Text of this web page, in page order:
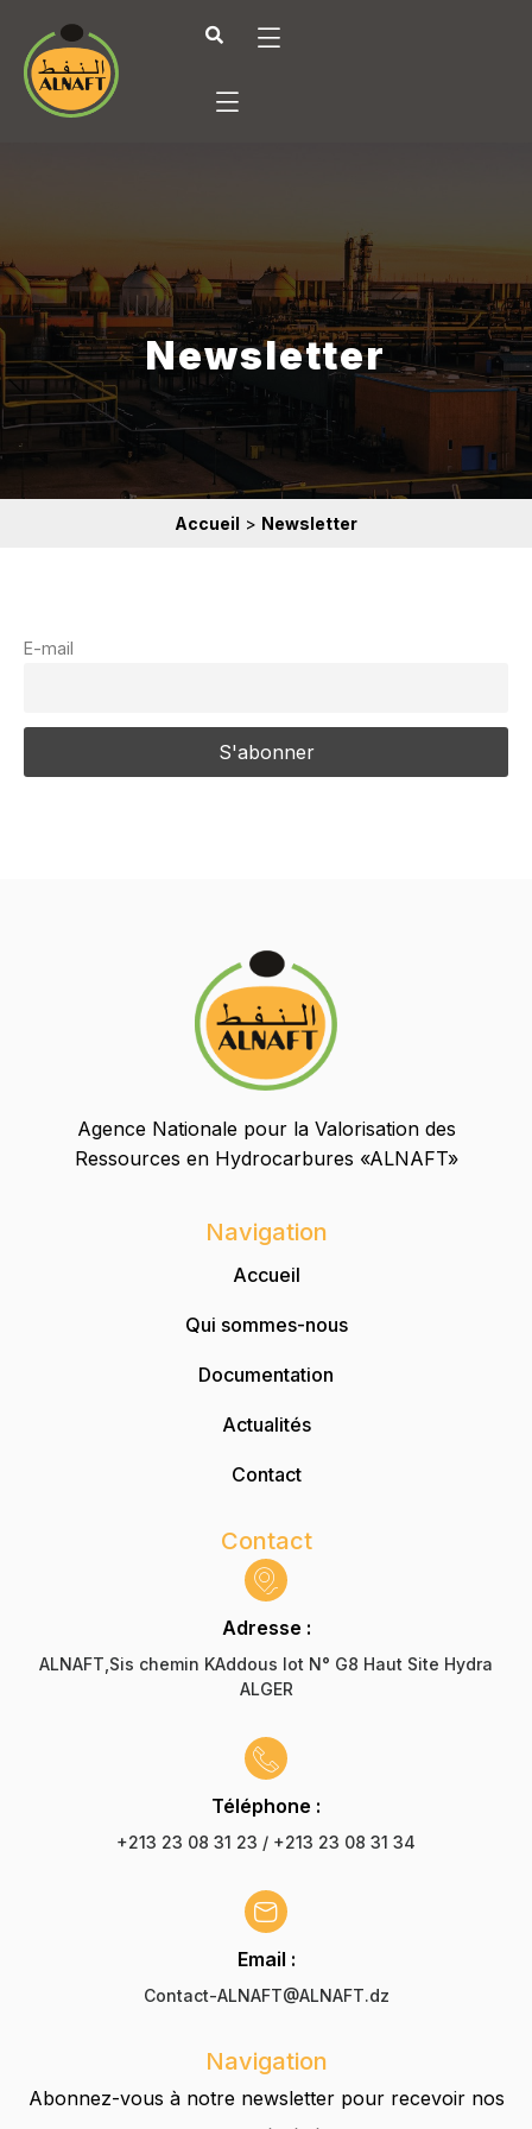
Newsletter
Accueil > Newsletter
E-mail
Agence Nationale pour la Valorisation des
Ressources en Hydrocarbures «ALNAFT»
Navigation
Accueil
Qui sommes-nous
Documentation
Actualités
Contact
Contact
Adresse :
ALNAFT,Sis chemin KAddous lot N° G8 Haut Site Hydra
ALGER
Téléphone :
+213 23 08 31 23 / +213 23 08 31 34
Email :
Contact-ALNAFT@ALNAFT.dz
Navigation
Abonnez-vous à notre newsletter pour recevoir nos